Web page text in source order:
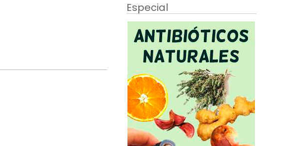
Especial